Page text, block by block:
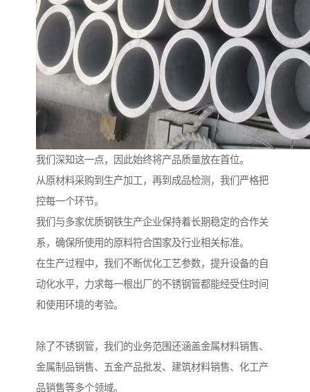
我们深知这一点，因此始终将产品质量放在首位。
从原材料采购到生产加工，再到成品检测，我们严格把
控每一个环节。
我们与多家优质钢铁生产企业保持着长期稳定的合作关
系，确保所使用的原料符合国家及行业相关标准。
在生产过程中，我们不断优化工艺参数，提升设备的自
动化水平，力求每一根出厂的不锈钢管都能经受住时间
和使用环境的考验。
除了不锈钢管，我们的业务范围还涵盖金属材料销售、
金属制品销售、五金产品批发、建筑材料销售、化工产
品销售等多个领域。